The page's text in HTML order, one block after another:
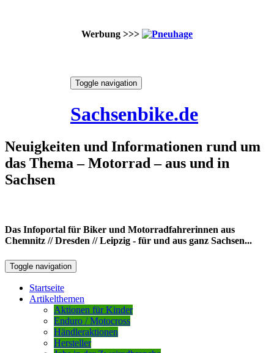
Werbung >>>
Toggle navigation
Sachsenbike.de
Neuigkeiten und Informationen rund um
das Thema – Motorrad – aus und in
Sachsen
Das Infoportal für Biker und Motorradfahrerinnen aus
Chemnitz // Dresden // Leipzig - für und aus ganz Sachsen...
Toggle navigation
Startseite
Artikelthemen
Aktionen für Kinder
Enduro / Motocross
Händleraktionen
Hersteller